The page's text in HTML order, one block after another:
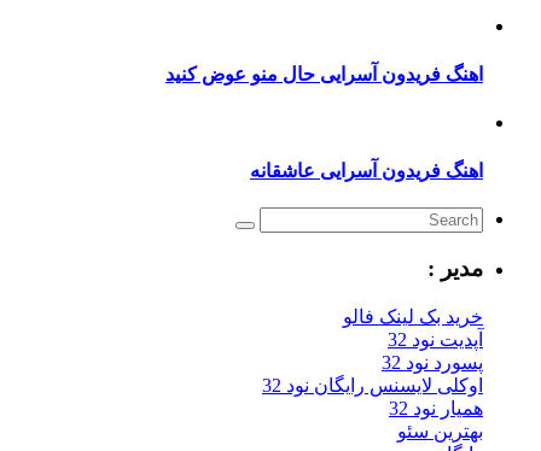
فریدون آسرایی حال منو عوض کنید
فریدون آسرایی عاشقانه
:
بک لینک فالو
نود 32
لایسنس رایگان نود 32
نود 32
سئو